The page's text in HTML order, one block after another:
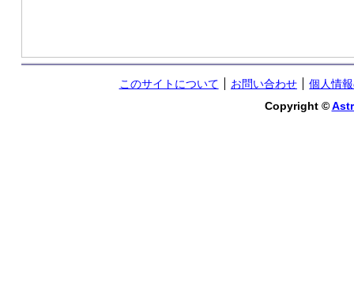
このサイトについて お問い合わせ
個人情
Copyright ©